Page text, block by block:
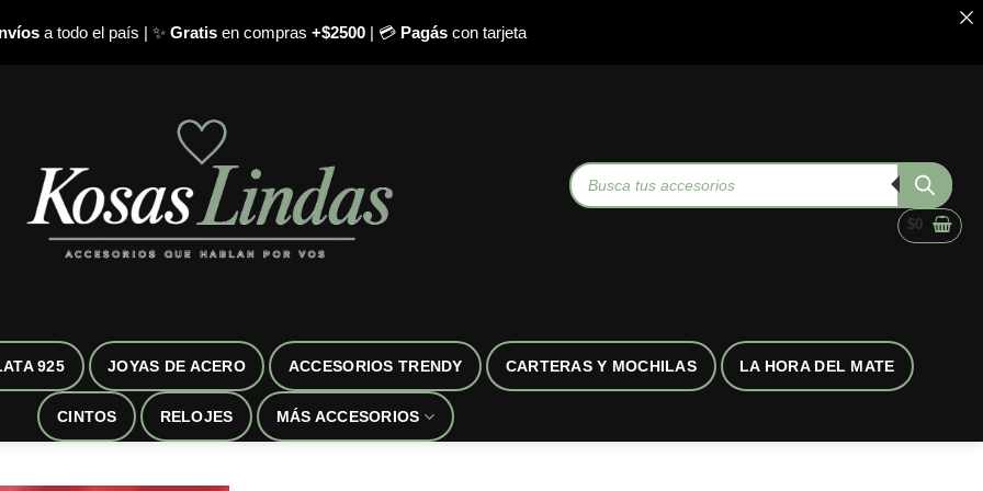
a todo el país | ✨ Gratisen compras +$2500| 💳 Pagáscon tarjeta
Búsqueda
de
productos
$0
925 JOYAS DE ACERO ACCESORIOS TRENDY CARTERAS Y MOCHILAS LA HORA DEL MATE
CINTOS RELOJES MÁS ACCESORIOS